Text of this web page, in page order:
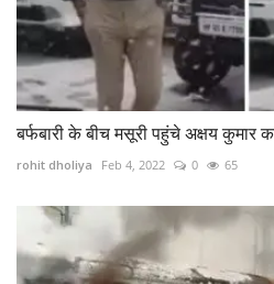
बर्फबारी के बीच मसूरी पहुंचे अक्षय कुमार
rohit dholiya Feb 4, 2022 0 65